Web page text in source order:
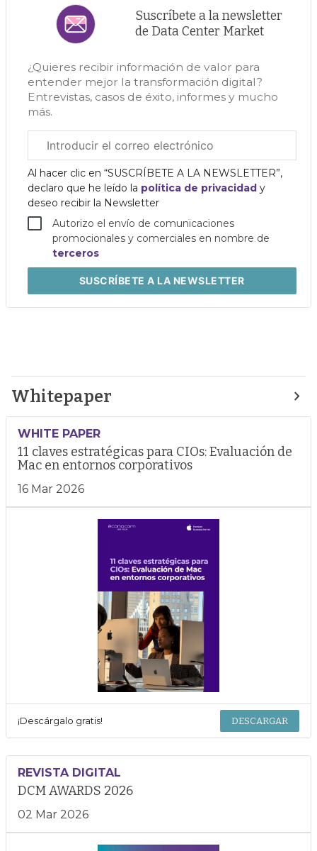
Suscríbete a la newsletter
de Data Center Market
¿Quieres recibir información de valor para
entender mejor la transformación digital?
Entrevistas, casos de éxito, informes y mucho
más.
electrónico
corporativo
Al hacer clic en “SUSCRÍBETE A LA NEWSLETTER”,
declaro que he leído la política de privacidad y
deseo recibir la Newsletter
Autorizo el envío de comunicaciones
promocionales y comerciales en nombre de
terceros
SUSCRÍBETEA LA NEWSLETTER
Whitepaper
WHITE PAPER
11 claves estratégicas para CIOs: Evaluación de
Mac en entornos corporativos
16 Mar 2026
¡Descárgalo gratis! DESCARGAR
REVISTA DIGITAL
DCM AWARDS 2026
02 Mar 2026